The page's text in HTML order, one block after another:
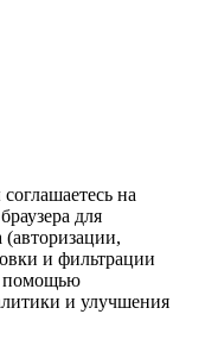
на
для
и фильтрации
помощью
и улучшения